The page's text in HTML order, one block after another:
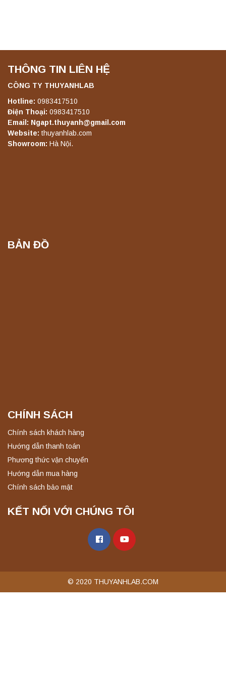
THÔNG TIN LIÊN HỆ
CÔNG TY THUYANHLAB
Hotline: 0983417510
Điện Thoại: 0983417510
Email: Ngapt.thuyanh@gmail.com
Website: thuyanhlab.com
Showroom: Hà Nội.
BẢN ĐỒ
CHÍNH SÁCH
Chính sách khách hàng
Hướng dẫn thanh toán
Phương thức vận chuyển
Hướng dẫn mua hàng
Chính sách bảo mật
KẾT NỐI VỚI CHÚNG TÔI
© 2020 THUYANHLAB.COM